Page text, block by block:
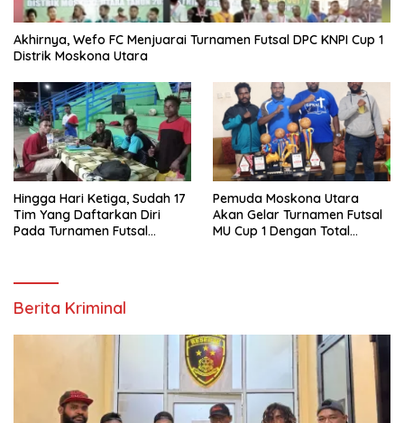
Akhirnya, Wefo FC Menjuarai Turnamen Futsal DPC KNPI Cup 1
Distrik Moskona Utara
Hingga Hari Ketiga, Sudah 17
Tim Yang Daftarkan Diri
Pada Turnamen Futsal
Pemuda Moskona Utara
Akan Gelar Turnamen Futsal
MU Cup 1 Dengan Total
Berita Kriminal